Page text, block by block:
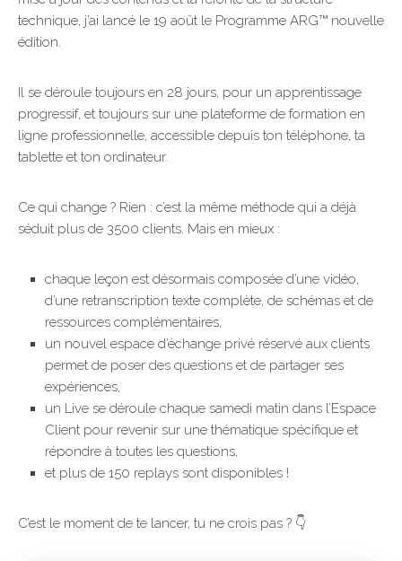
technique, j’ai lancé le 19 août le Programme ARG™ nouvelle
édition.
Il se déroule toujours en 28 jours, pour un apprentissage
progressif, et toujours sur une plateforme de formation en
ligne professionnelle, accessible depuis ton téléphone, ta
tablette et ton ordinateur.
Ce qui change ? Rien : c’est la même méthode qui a déjà
séduit plus de 3500 clients. Mais en mieux :
chaque leçon est désormais composée d’une vidéo,
d’une retranscription texte complète, de schémas et de
ressources complémentaires,
un nouvel espace d’échange privé réservé aux clients
permet de poser des questions et de partager ses
expériences,
un Live se déroule chaque samedi matin dans l’Espace
Client pour revenir sur une thématique spécifique et
répondre à toutes les questions,
et plus de 150 replays sont disponibles !
C’est le moment de te lancer, tu ne crois pas ? 👇